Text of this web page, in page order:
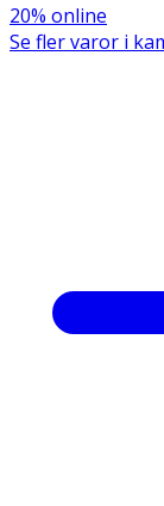
20% online
Se fler varor i